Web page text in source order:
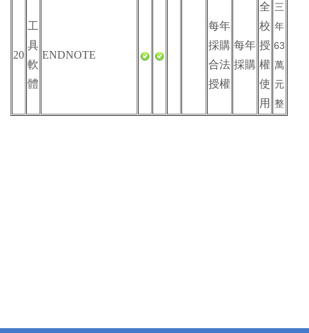
20
工
具
軟
體
ENDNOTE
每年
採購
合法
授權
每年
採購
全
校
授
權
使
用
三
年
63
萬
元
整